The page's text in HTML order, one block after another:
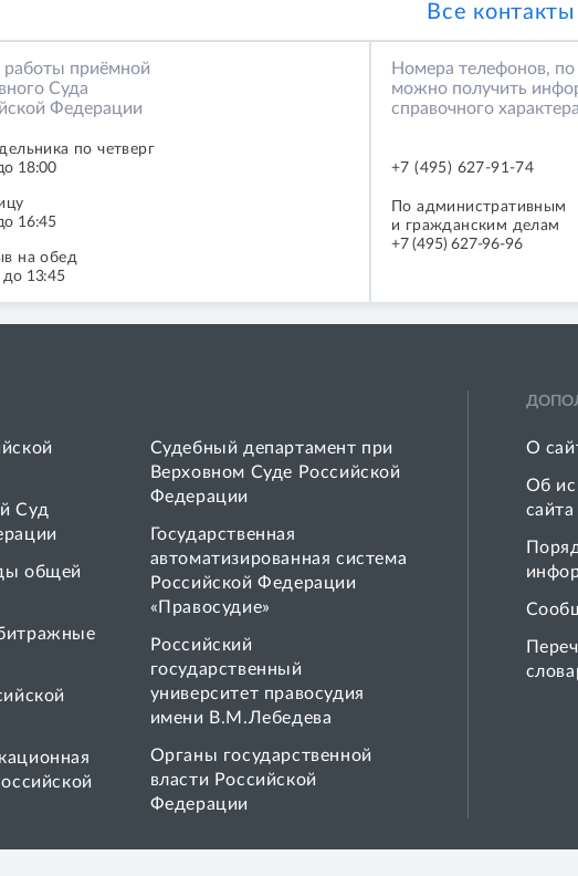
Все
работы приёмной
Суда
Федерации
по четверг
18:00
16:45
на обед
до 13:45
Номера телефонов,
можно получить
справочного характера
+7 (495) 627-91-74
По ад­ми­ни­стра­тив­ным
и гражданским делам
+7 (495) 627-96-96
Суд
общей
Судебный департамент при
Верховном Суде Российской
Федерации
Государственная
автоматизированная система
Российской Федерации
«Правосудие»
Pоссийский
государственный
университет правосудия
имени В.М.Лебедева
Органы государственной
власти Российской
Федерации
О
Об
сайта